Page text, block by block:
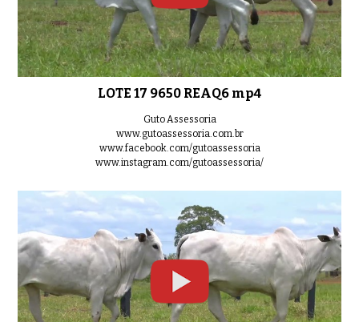
LOTE 17 9650 REAQ6 mp4
Guto Assessoria
www.gutoassessoria.com.br
www.facebook.com/gutoassessoria
www.instagram.com/gutoassessoria/